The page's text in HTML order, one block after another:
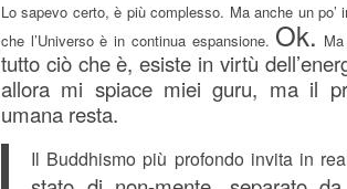
Lo sapevo certo, è più complesso. Ma anche un po’
che l’Universo è in continua espansione. Ok.
tutto ciò che è, esiste in virtù
allora mi spiace miei guru, ma il
umana resta.
Il Buddhismo più profondo invita in